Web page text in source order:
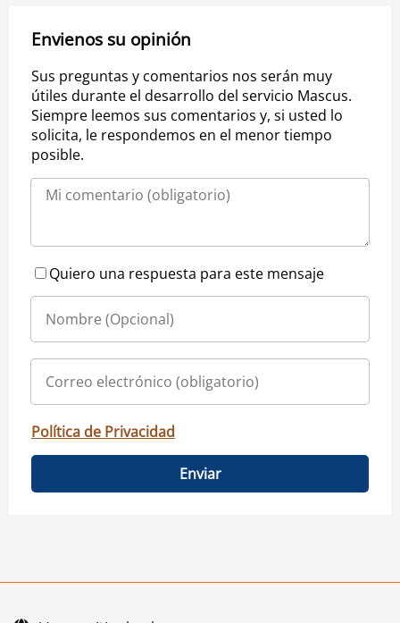
Envienos su opinión
Sus preguntas y comentarios nos serán muy
útiles durante el desarrollo del servicio Mascus.
Siempre leemos sus comentarios y, si usted lo
solicita, le respondemos en el menor tiempo
posible.
Quiero una respuesta para este mensaje
Política de Privacidad
Enviar